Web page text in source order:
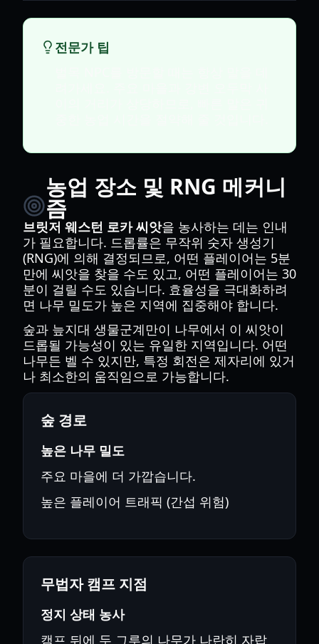
전문가 팁
농업 장소 및 RNG 메커니
즘
브릿저 웨스턴 로카 씨앗을 농사하는 데는 인내
가 필요합니다. 드롭률은 무작위 숫자 생성기
(RNG)에 의해 결정되므로, 어떤 플레이어는 5분
만에 씨앗을 찾을 수도 있고, 어떤 플레이어는 30
분이 걸릴 수도 있습니다. 효율성을 극대화하려
면 나무 밀도가 높은 지역에 집중해야 합니다.
숲과 늪지대 생물군계만이 나무에서 이 씨앗이
드롭될 가능성이 있는 유일한 지역입니다. 어떤
나무든 벨 수 있지만, 특정 회전은 제자리에 있거
나 최소한의 움직임으로 가능합니다.
숲 경로
높은 나무 밀도
주요 마을에 더 가깝습니다.
높은 플레이어 트래픽 (간섭 위험)
무법자 캠프 지점
정지 상태 농사
캠프 뒤에 두 그루의 나무가 나란히 자랍